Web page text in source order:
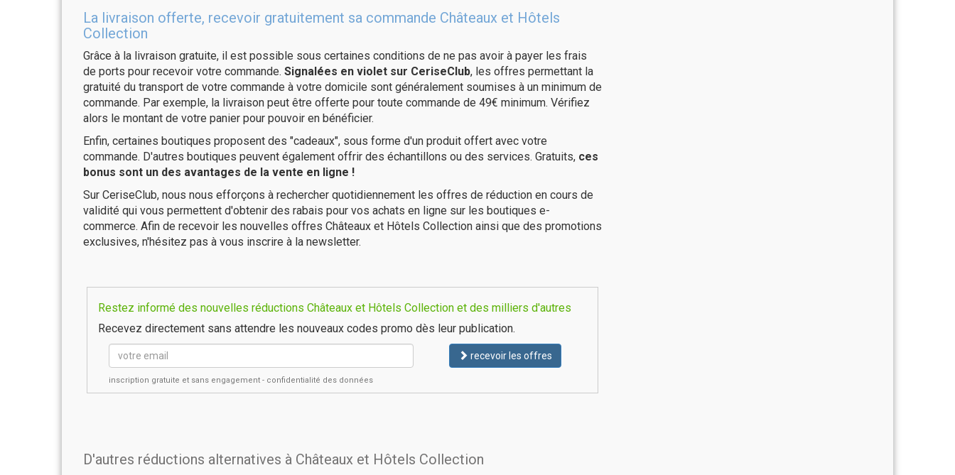
La livraison offerte, recevoir gratuitement sa commande Châteaux et Hôtels
Collection
Grâce à la livraison gratuite, il est possible sous certaines conditions de ne pas avoir à payer les frais
de ports pour recevoir votre commande. Signalées en violet sur CeriseClub, les offres permettant la
gratuité du transport de votre commande à votre domicile sont généralement soumises à un minimum de
commande. Par exemple, la livraison peut être offerte pour toute commande de 49€ minimum. Vérifiez
alors le montant de votre panier pour pouvoir en bénéficier.
Enfin, certaines boutiques proposent des "cadeaux", sous forme d'un produit offert avec votre
commande. D'autres boutiques peuvent également offrir des échantillons ou des services. Gratuits, ces
bonus sont un des avantages de la vente en ligne !
Sur CeriseClub, nous nous efforçons à rechercher quotidiennement les offres de réduction en cours de
validité qui vous permettent d'obtenir des rabais pour vos achats en ligne sur les boutiques e-
commerce. Afin de recevoir les nouvelles offres Châteaux et Hôtels Collection ainsi que des promotions
exclusives, n'hésitez pas à vous inscrire à la newsletter.
Restez informé des nouvelles réductions Châteaux et Hôtels Collection et des milliers d'autres
Recevez directement sans attendre les nouveaux codes promo dès leur publication.
recevoir les offres
inscription gratuite et sans engagement - confidentialité des données
D'autres réductions alternatives à Châteaux et Hôtels Collection